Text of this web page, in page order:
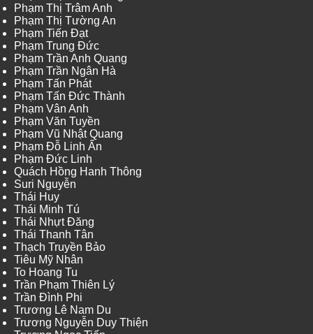
Phạm Thị Trâm Anh
Phạm Thị Tường An
Phạm Tiến Đạt
Phạm Trung Đức
Phạm Trần Anh Quang
Phạm Trần Ngân Hà
Phạm Tấn Phát
Phạm Tấn Đức Thành
Phạm Vân Anh
Phạm Văn Tuyền
Phạm Vũ Nhật Quang
Phạm Đỗ Linh Ấn
Phạm Đức Linh
Quách Hồng Hanh Thông
Suri Nguyễn
Thái Huy
Thái Minh Tú
Thái Nhựt Đăng
Thái Thanh Tân
Thạch Truyền Bảo
Tiêu Mỹ Nhân
To Hoang Tu
Trần Phạm Thiên Lý
Trần Đình Phi
Trương Lê Nam Du
Trương Nguyễn Duy Thiện